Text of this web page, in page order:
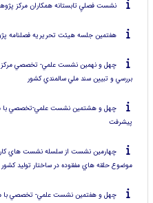
نشست فصليِ تابستانه همكاران مركز
هفتمين جلسه هيئت تحريريه فصلنامه
چهل و نهمين نشست علمي- تخصصي مركز
بررسي و تبيين سند ملي سالمندي كشور
چهل و هشتمين نشست علمي-تخصصي با
پيشرفت
چهارمين نشست از سلسله نشست هاي
موضوع حلقه هاي مفقوده در ساختار توليد
چهل و هفتمين نشست علمي- تخصصي با